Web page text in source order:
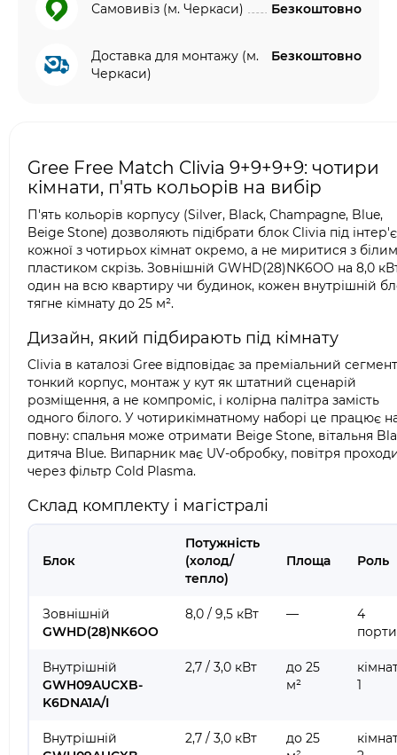
Самовивіз (м. Черкаси) Безкоштовно
Доставка для монтажу (м.
Черкаси)
Безкоштовно
Gree Free Match Clivia 9+9+9+9: чотири
кімнати, п'ять кольорів на вибір
П'ять кольорів корпусу (Silver, Black, Champagne, Blue,
Beige Stone) дозволяють підібрати блок Clivia під
кожної з чотирьох кімнат окремо, а не миритися з білим
пластиком скрізь. Зовнішній GWHD(28)NK6OO на 8,0
один на всю квартиру чи будинок, кожен внутрішній
тягне кімнату до 25 м².
Дизайн, який підбирають під кімнату
Clivia в каталозі Gree відповідає за преміальний
тонкий корпус, монтаж у кут як штатний сценарій
розміщення, а не компроміс, і колірна палітра замість
одного білого. У чотирикімнатному наборі це працює
повну: спальня може отримати Beige Stone, вітальня
дитяча Blue. Випарник має UV-обробку, повітря
через фільтр Cold Plasma.
Склад комплекту і магістралі
Блок
Потужність
(холод/
тепло)
Площа Роль
Зовнішній
GWHD(28)NK6OO
8,0 / 9,5 кВт —
4
порти
Внутрішній
GWH09AUCXB-
K6DNA1A/I
2,7 / 3,0 кВт
до 25
м²
1
Внутрішній
2,7 / 3,0 кВт
до 25